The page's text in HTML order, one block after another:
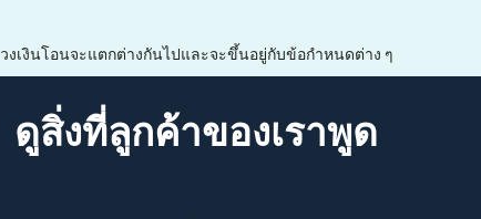
วงเงินโอนจะแตกต่างกันไปและจะขึ้นอยู่กับข้อกำหนดต่าง ๆ
ดูสิ่งที่ลูกค้าของเราพูด